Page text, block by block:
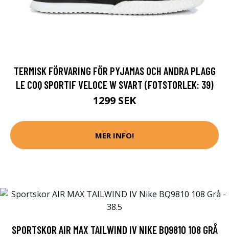
TERMISK FÖRVARING FÖR PYJAMAS OCH ANDRA PLAGG
LE COQ SPORTIF VELOCE W SVART (FOTSTORLEK: 39)
1299 SEK
MER INFO!
SPORTSKOR AIR MAX TAILWIND IV NIKE BQ9810 108 GRÅ